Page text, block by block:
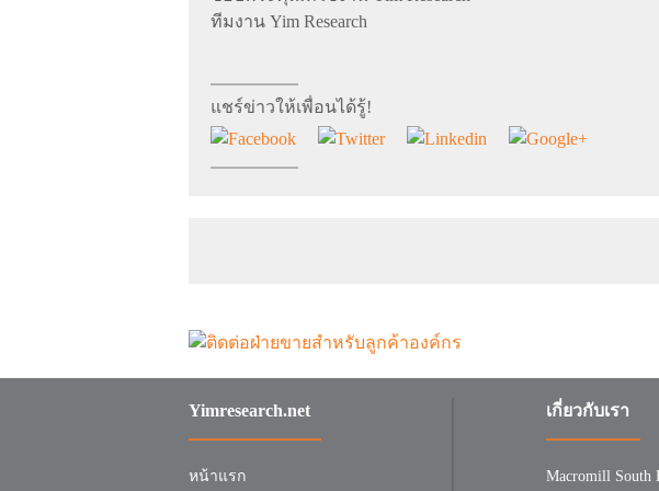
ทีมงาน Yim Research
แชร์ข่าวให้เพื่อนได้รู้!
Yimresearch.net
หน้าแรก
เกี่ยวกับเรา
Macromill South